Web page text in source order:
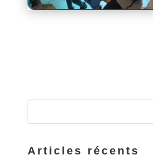
Articles récents